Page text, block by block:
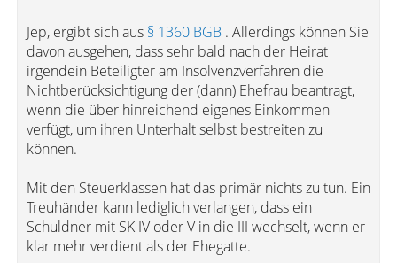
Jep, ergibt sich aus § 1360 BGB. Allerdings können Sie
davon ausgehen, dass sehr bald nach der Heirat
irgendein Beteiligter am Insolvenzverfahren die
Nichtberücksichtigung der (dann) Ehefrau beantragt,
wenn die über hinreichend eigenes Einkommen
verfügt, um ihren Unterhalt selbst bestreiten zu
können.
Mit den Steuerklassen hat das primär nichts zu tun. Ein
Treuhänder kann lediglich verlangen, dass ein
Schuldner mit SK IV oder V in die III wechselt, wenn er
klar mehr verdient als der Ehegatte.